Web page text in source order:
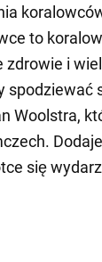
to
zdrowie i
spodziewać
Woolstra,
się